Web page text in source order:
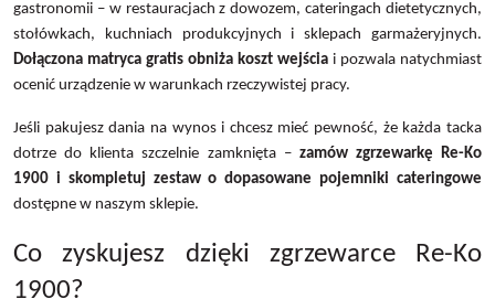
gastronomii – w restauracjach z dowozem, cateringach dietetycznych,
stołówkach, kuchniach produkcyjnych i sklepach garmażeryjnych.
Dołączona matryca gratis obniża koszt wejścia i pozwala natychmiast
ocenić urządzenie w warunkach rzeczywistej pracy.
Jeśli pakujesz dania na wynos i chcesz mieć pewność, że każda tacka
dotrze do klienta szczelnie zamknięta – zamów zgrzewarkę Re-Ko
1900 i skompletuj zestaw o dopasowane pojemniki cateringowe
dostępne w naszym sklepie.
Co zyskujesz dzięki zgrzewarce Re-Ko
1900?